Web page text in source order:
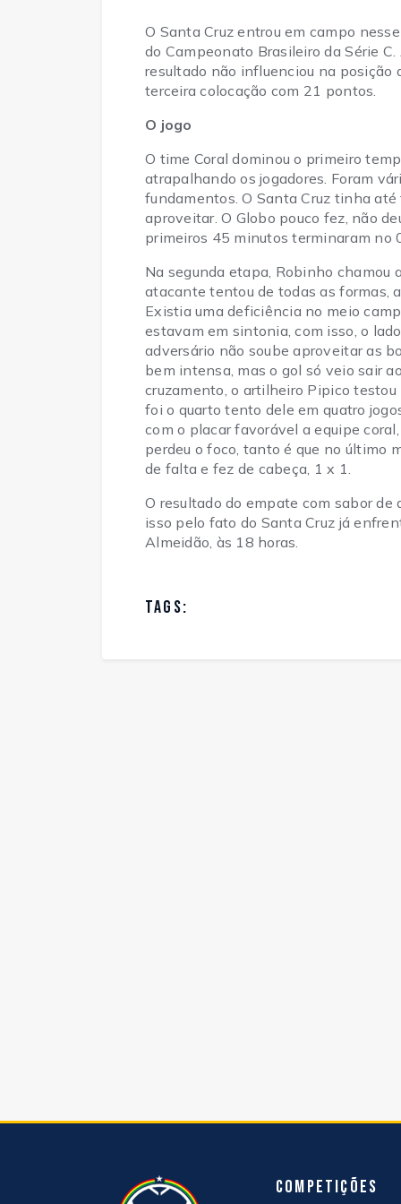
O Santa Cruz entrou em campo
do Campeonato Brasileiro da Série
resultado não influenciou na posição
terceira colocação com 21 pontos.
O jogo
O time Coral dominou o primeiro
atrapalhando os jogadores. Foram
fundamentos. O Santa Cruz tinha
aproveitar. O Globo pouco fez, não
primeiros 45 minutos terminaram no
Na segunda etapa, Robinho
atacante tentou de todas as formas,
Existia uma deficiência no meio
estavam em sintonia, com isso, o
adversário não soube aproveitar as
bem intensa, mas o gol só veio sair
cruzamento, o artilheiro Pipico testou
foi o quarto tento dele em quatro
com o placar favorável a equipe
perdeu o foco, tanto é que no último
de falta e fez de cabeça, 1 x 1.
O resultado do empate com sabor
isso pelo fato do Santa Cruz já
Almeidão, às 18 horas.
TAGS:
Competições